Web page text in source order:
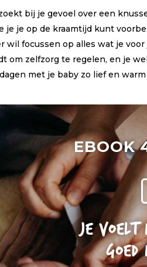
bij je gevoel over een
je je op de kraamtijd kunt
wil focussen op alles wat je
om zelfzorg te regelen, en je
met je baby zo lief en
EBOOK
JE VOELT